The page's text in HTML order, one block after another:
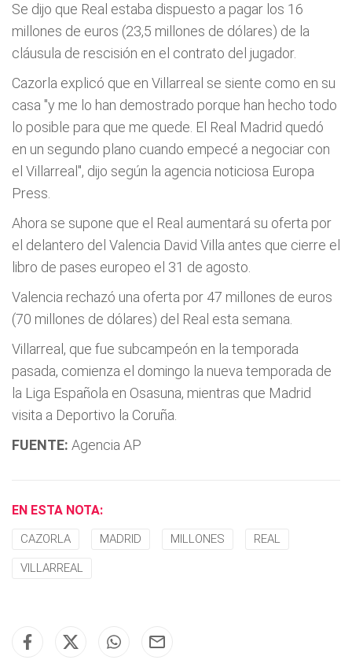
Se dijo que Real estaba dispuesto a pagar los 16
millones de euros (23,5 millones de dólares) de la
cláusula de rescisión en el contrato del jugador.
Cazorla explicó que en Villarreal se siente como en su
casa "y me lo han demostrado porque han hecho todo
lo posible para que me quede. El Real Madrid quedó
en un segundo plano cuando empecé a negociar con
el Villarreal", dijo según la agencia noticiosa Europa
Press.
Ahora se supone que el Real aumentará su oferta por
el delantero del Valencia David Villa antes que cierre el
libro de pases europeo el 31 de agosto.
Valencia rechazó una oferta por 47 millones de euros
(70 millones de dólares) del Real esta semana.
Villarreal, que fue subcampeón en la temporada
pasada, comienza el domingo la nueva temporada de
la Liga Española en Osasuna, mientras que Madrid
visita a Deportivo la Coruña.
FUENTE: Agencia AP
EN ESTA NOTA:
CAZORLA MADRID MILLONES REAL
VILLARREAL